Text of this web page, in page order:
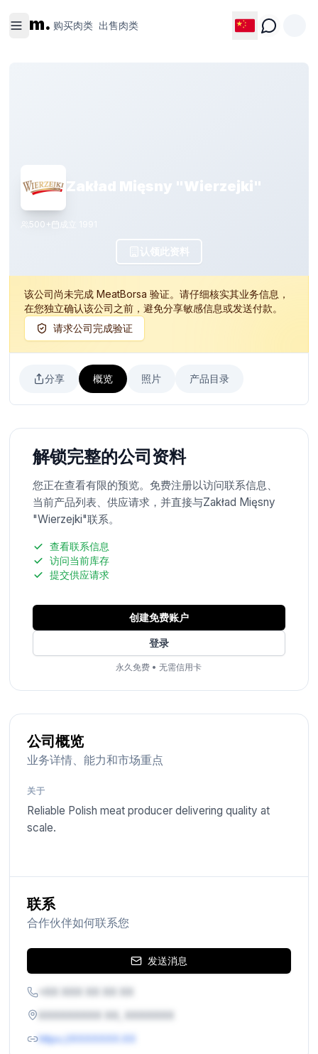
m. 购买肉类 出售肉类
Zakład Mięsny "Wierzejki"
500+ 成立
认领此资料
该公司尚未完成 MeatBorsa 验证。请仔细核实其业务信息，
在您独立确认该公司之前，避免分享敏感信息或发送付款。
请求公司完成验证
分享 概览 照片 产品目录
解锁完整的公司资料
您正在查看有限的预览。免费注册以访问联系信息、
当前产品列表、供应请求，并直接与Zakład Mięsny
"Wierzejki"联系。
查看联系信息
访问当前库存
提交供应请求
创建免费账户
登录
永久免费 •无需信用卡
公司概览
业务详情、能力和市场重点
关于
Reliable Polish meat producer delivering quality at
scale.
联系
合作伙伴如何联系您
发送消息
https://XXXXXXX.XX